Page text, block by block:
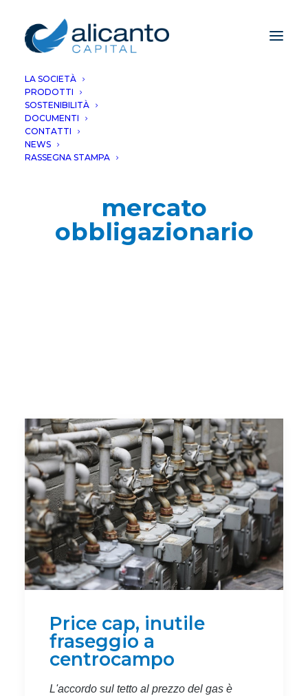
LA SOCIETÀ
PRODOTTI
SOSTENIBILITÀ
DOCUMENTI
CONTATTI
NEWS
RASSEGNA STAMPA
mercato
obbligazionario
Price cap, inutile
fraseggio a
centrocampo
L'accordo sul tetto al prezzo del gas è